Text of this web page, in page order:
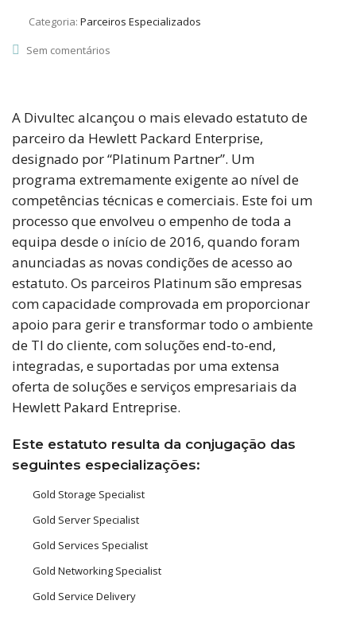
Categoria: Parceiros Especializados
Sem comentários
A Divultec alcançou o mais elevado estatuto de
parceiro da Hewlett Packard Enterprise,
designado por “Platinum Partner”. Um
programa extremamente exigente ao nível de
competências técnicas e comerciais. Este foi um
processo que envolveu o empenho de toda a
equipa desde o início de 2016, quando foram
anunciadas as novas condições de acesso ao
estatuto. Os parceiros Platinum são empresas
com capacidade comprovada em proporcionar
apoio para gerir e transformar todo o ambiente
de TI do cliente, com soluções end-to-end,
integradas, e suportadas por uma extensa
oferta de soluções e serviços empresariais da
Hewlett Pakard Entreprise.
Este estatuto resulta da conjugação das
seguintes especializações:
Gold Storage Specialist
Gold Server Specialist
Gold Services Specialist
Gold Networking Specialist
Gold Service Delivery